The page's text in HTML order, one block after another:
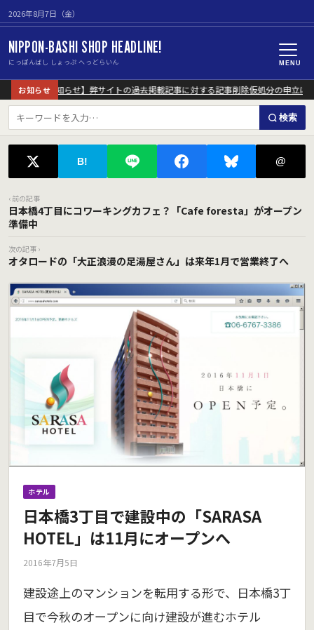
2026年8月7日（金）
NIPPON-BASHI SHOP HEADLINE!
にっぽんばし しょっぷ へっどらいん MENU
お知らせ
【重要なお知らせ】弊サイトの過去掲載記事に対する記事削除仮処分の申立につ
検索
B! @
‹ 前の記事
日本橋4丁目にコワーキングカフェ？「Cafe foresta」がオープン
準備中
次の記事 ›
オタロードの「大正浪漫の足湯屋さん」は来年1月で営業終了へ
ホテル
日本橋3丁目で建設中の「SARASA
HOTEL」は11月にオープンへ
2016年7月5日
建設途上のマンションを転用する形で、日本橋3丁
目で今秋のオープンに向け建設が進むホテル